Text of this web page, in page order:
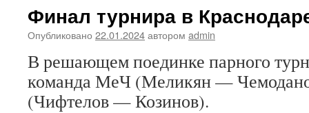
Финал турнира в
Опубликовано 22.01.2024автором admin
В решающем поединке парного
команда МеЧ (Меликян —
(Чифтелов — Козинов).